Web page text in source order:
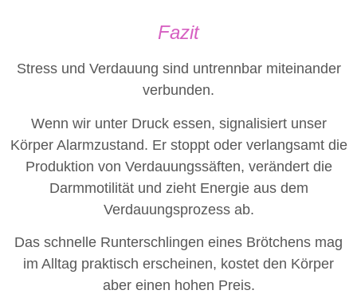
Fazit
Stress und Verdauung sind untrennbar miteinander
verbunden.
Wenn wir unter Druck essen, signalisiert unser
Körper Alarmzustand. Er stoppt oder verlangsamt die
Produktion von Verdauungssäften, verändert die
Darmmotilität und zieht Energie aus dem
Verdauungsprozess ab.
Das schnelle Runterschlingen eines Brötchens mag
im Alltag praktisch erscheinen, kostet den Körper
aber einen hohen Preis.